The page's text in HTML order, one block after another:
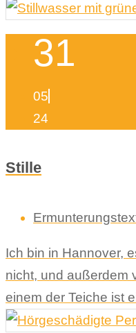
31
05
24
Stille
Ich bin in Hannover,
nicht, und außerdem
einem der Teiche ist